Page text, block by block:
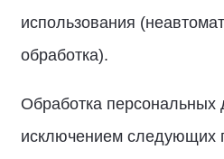
использования
обработка).
Обработка персональных
исключением следующих